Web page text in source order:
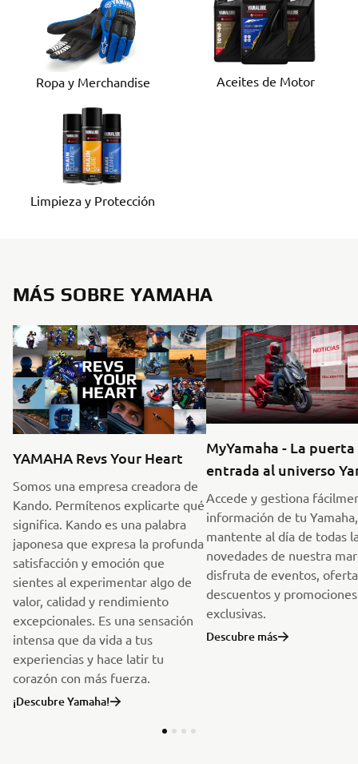
Ropa y Merchandise Aceites de Motor
Limpieza y Protección
MÁS SOBRE YAMAHA
YAMAHA Revs Your Heart
Somos una empresa creadora de
Kando. Permítenos explicarte qué
significa. Kando es una palabra
japonesa que expresa la profunda
satisfacción y emoción que
sientes al experimentar algo de
valor, calidad y rendimiento
excepcionales. Es una sensación
intensa que da vida a tus
experiencias y hace latir tu
corazón con más fuerza.
¡Descubre Yamaha!
MyYamaha - La puerta
entrada al universo
Accede y gestiona
información de tu Yamaha,
mantente al día de todas
novedades de nuestra
disfruta de eventos,
descuentos y promociones
exclusivas.
Descubre más